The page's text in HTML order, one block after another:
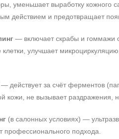
уменьшает выработку кожного
действием и предотвращает
— включает скрабы и гоммажи
улучшает
— действует за счёт ферментов
кожи, не вызывает раздражения,
(в салонных условиях) —
профессионального подхода.